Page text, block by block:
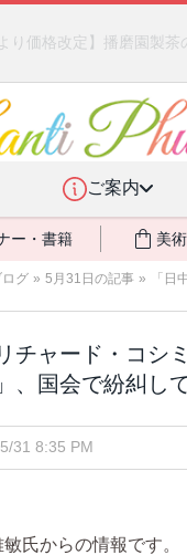
れていた人気商品が復活
ご案内
ー・書籍 美
ログ » 5月31日の記事 » 「日
リチャード・コシ
、国会で紛糾し
31 8:35 PM
氏からの情報です。